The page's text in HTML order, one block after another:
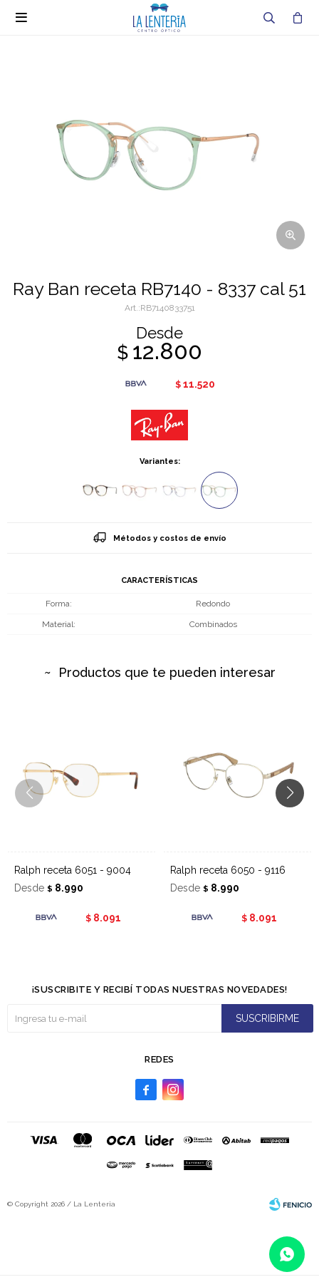

Ray Ban receta RB7140 - 8337 cal 51
RB7140833751
Desde
$ 12.800
$ 11.520
Variantes:
Métodos y costos de envío
CARACTERÍSTICAS
Forma Redondo
Material Combinados
Productos que te pueden interesar
Ralph receta 6051 - 9004
Desde $ 8.990
$ 8.091
Ralph receta 6050 - 9116
Desde $ 8.990
$ 8.091
REDES
 
¡SUSCRIBITE Y RECIBÍ TODAS NUESTRAS NOVEDADES!
SUSCRIBIRME
© Copyright 2026 / La Lenteria